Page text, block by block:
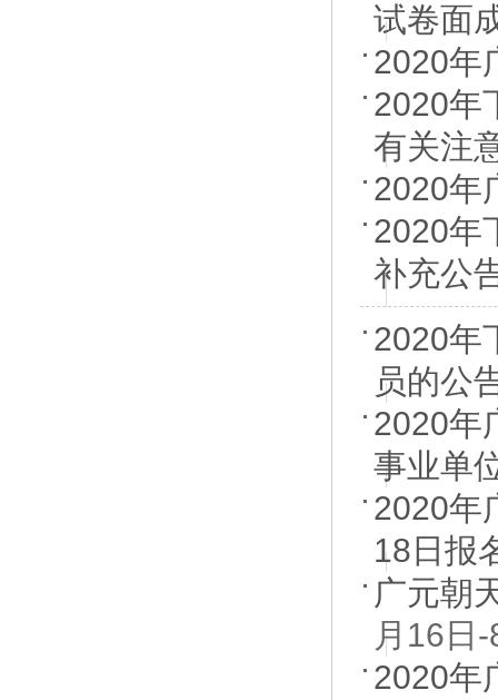
试卷面
2020年
2020年
有关注
2020年
2020年
补充公
2020年
员的公
2020年
事业单
2020年
18日报
广元朝
月16日
2020年